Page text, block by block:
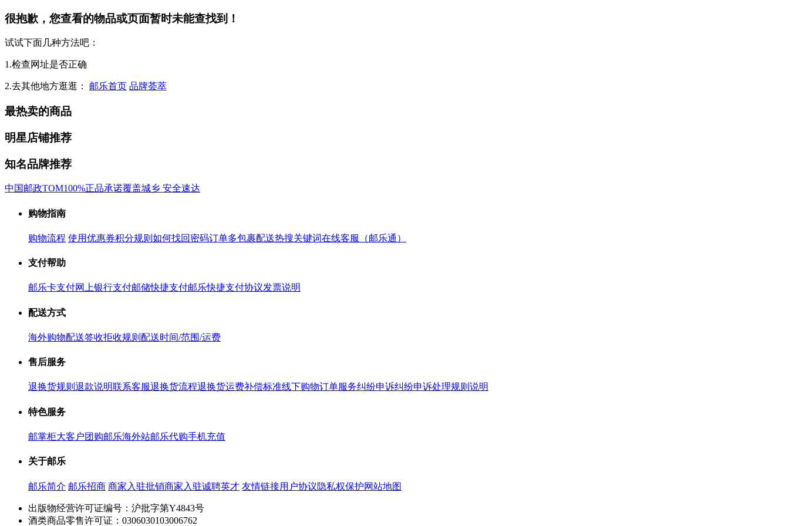
很抱歉，您查看的物品或页面暂时未能查找到！
试试下面几种方法吧：
1.检查网址是否正确
2.去其他地方逛逛： 邮乐首页 品牌荟萃
最热卖的商品
明星店铺推荐
知名品牌推荐
中国邮政TOM100%正品承诺覆盖城乡 安全速达
购物指南
购物流程 使用优惠券积分规则 如何找回密码订单多包裹配送热搜关键词在线客服（邮乐通）
支付帮助
邮乐卡支付网上银行支付邮储快捷支付邮乐快捷支付协议发票说明
配送方式
海外购物配送签收拒收规则 配送时间/范围/运费
售后服务
退换货规则 退款说明联系客服退换货流程退换货运费补偿标准线下购物订单服务纠纷申诉纠纷申诉处理规则说明
特色服务
邮掌柜大客户团购邮乐海外站邮乐代购手机充值
关于邮乐
邮乐简介 邮乐招商 商家入驻批销商家入驻诚聘英才 友情链接用户协议隐私权保护网站地图
出版物经营许可证编号：沪批字第Y4843号
酒类商品零售许可证：0306030103006762